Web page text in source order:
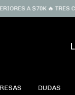
A $70K 🔥 TRES
DUDAS